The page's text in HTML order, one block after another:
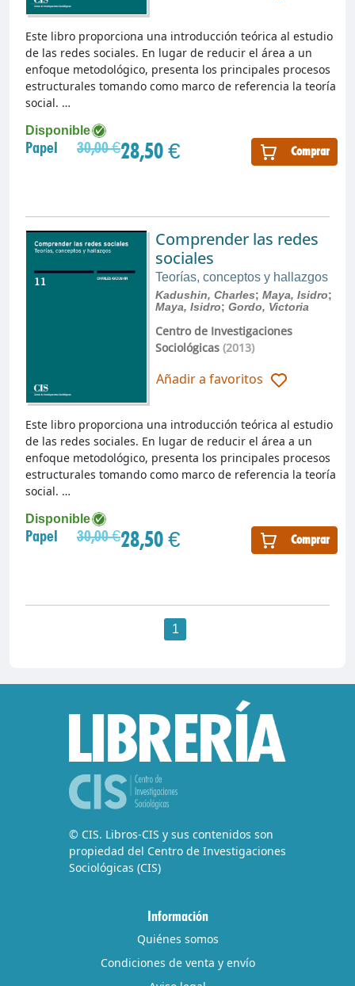
Disponible
Papel 30,00 €28,50 € Comprar
Este libro proporciona una introducción teórica al estudio
de las redes sociales. En lugar de reducir el área a un
enfoque metodológico, presenta los principales procesos
estructurales tomando como marco de referencia la teoría
social. …
Comprender las redes
sociales
Teorías, conceptos y hallazgos
Kadushin, Charles; Maya, Isidro;
Maya, Isidro; Gordo, Victoria
Centro de Investigaciones
Sociológicas(2013)
Añadir a favoritos
Disponible
Papel 30,00 €28,50 € Comprar
Este libro proporciona una introducción teórica al estudio
de las redes sociales. En lugar de reducir el área a un
enfoque metodológico, presenta los principales procesos
estructurales tomando como marco de referencia la teoría
social. …
1
© CIS. Libros-CIS y sus contenidos son
propiedad del Centro de Investigaciones
Sociológicas (CIS)
Información
Quiénes somos
Condiciones de venta y envío